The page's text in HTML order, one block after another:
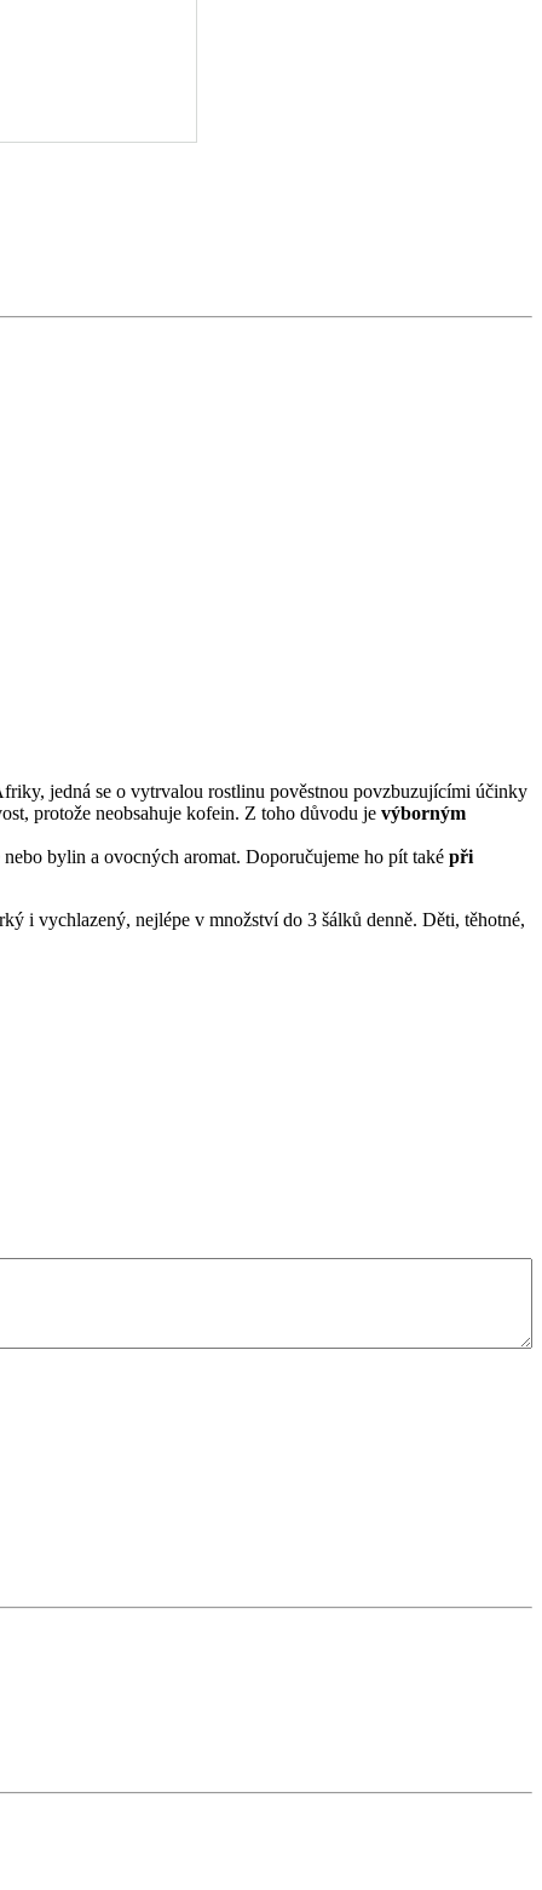
jedná se o vytrvalou rostlinu pověstnou povzbuzujícími účinky
protože neobsahuje kofein. Z toho důvodu je výborným
bylin a ovocných aromat. Doporučujeme ho pít také při
i vychlazený, nejlépe v množství do 3 šálků denně. Děti, těhotné,